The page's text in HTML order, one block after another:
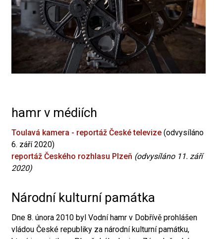
hamr v médiích
Toulavá kamera - reportáž České televize (odvysíláno
6. září 2020)
reportáž Českého rozhlasu Plzeň (odvysíláno 11. září
2020)
Národní kulturní památka
Dne 8. února 2010 byl Vodní hamr v Dobřívě prohlášen
vládou České republiky za národní kulturní památku,